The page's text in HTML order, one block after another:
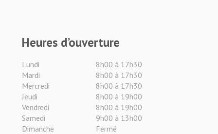
Heures d’ouverture
Lundi
8h00 à 17h30
Mardi
8h00 à 17h30
Mercredi
8h00 à 17h30
Jeudi
8h00 à 19h00
Vendredi
8h00 à 19h00
Samedi
9h00 à 13h00
Dimanche
Fermé